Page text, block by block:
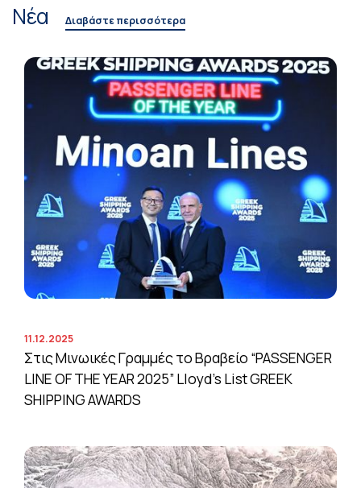
Νέα Διαβάστε περισσότερα
11.12.2025
Στις Μινωικές Γραμμές το Βραβείο “PASSENGER
LINE OF THE YEAR 2025” Lloyd’s List GREEK
SHIPPING AWARDS